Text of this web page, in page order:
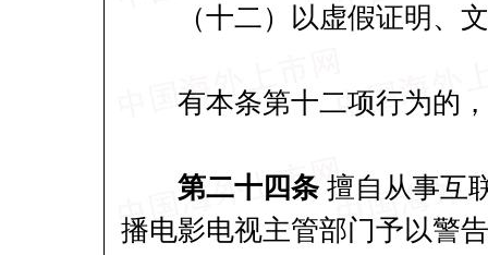
（十二）以虚假证明、文
有本条第十二项行为的，
第二十四条擅自从事互
播电影电视主管部门予以警